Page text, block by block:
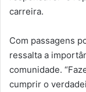
carreira.
Com passagens
ressalta a
comunidade.
cumprir o